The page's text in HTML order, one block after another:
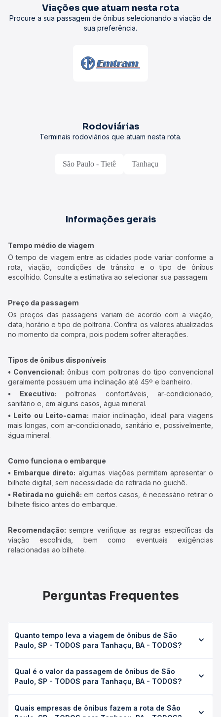
Viações que atuam nesta rota
Procure a sua passagem de ônibus selecionando a viação de
sua preferência.
Rodoviárias
Terminais rodoviários que atuam nesta rota.
São Paulo - Tietê Tanhaçu
Informações gerais
Tempo médio de viagem
O tempo de viagem entre as cidades pode variar conforme a
rota, viação, condições de trânsito e o tipo de ônibus
escolhido. Consulte a estimativa ao selecionar sua passagem.
Preço da passagem
Os preços das passagens variam de acordo com a viação,
data, horário e tipo de poltrona. Confira os valores atualizados
no momento da compra, pois podem sofrer alterações.
Tipos de ônibus disponíveis
• Convencional: ônibus com poltronas do tipo convencional
geralmente possuem uma inclinação até 45º e banheiro.
• Executivo: poltronas confortáveis, ar-condicionado,
sanitário e, em alguns casos, água mineral.
• Leito ou Leito-cama: maior inclinação, ideal para viagens
mais longas, com ar-condicionado, sanitário e, possivelmente,
água mineral.
Como funciona o embarque
• Embarque direto: algumas viações permitem apresentar o
bilhete digital, sem necessidade de retirada no guichê.
• Retirada no guichê: em certos casos, é necessário retirar o
bilhete físico antes do embarque.
Recomendação: sempre verifique as regras específicas da
viação escolhida, bem como eventuais exigências
relacionadas ao bilhete.
Perguntas Frequentes
Quanto tempo leva a viagem de ônibus de São
Paulo, SP - TODOS para Tanhaçu, BA - TODOS?
Tanhaçu, BA - TODOS leva em média 26h, podendo variar
conforme a viação, o tipo de serviço (convencional,
duração exata de cada opção na data desejada.
Qual é o valor da passagem de ônibus de São
Paulo, SP - TODOS para Tanhaçu, BA - TODOS?
TODOS para Tanhaçu, BA - TODOS custa em média R$
Quais empresas de ônibus fazem a rota de São